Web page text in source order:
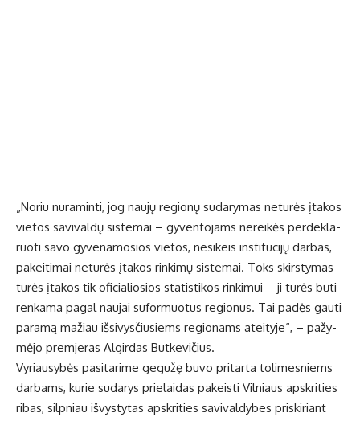
„No­riu nu­ra­min­ti, jog nau­jų re­gio­nų su­da­ry­mas ne­tu­rės įta­kos
vie­tos sa­vi­val­dų sis­te­mai – gy­ven­to­jams ne­rei­kės per­dek­la­
ruo­ti sa­vo gy­ve­na­mo­sios vie­tos, ne­si­keis ins­ti­tu­ci­jų dar­bas,
pa­kei­ti­mai ne­tu­rės įta­kos rin­ki­mų sis­te­mai. Toks skirs­ty­mas
tu­rės įta­kos tik ofi­cia­lio­sios sta­tis­ti­kos rin­ki­mui – ji tu­rės bū­ti
ren­ka­ma pa­gal nau­jai su­for­muo­tus re­gio­nus. Tai pa­dės gau­ti
pa­ra­mą ma­žiau iš­si­vys­čiu­siems re­gio­nams at­ei­ty­je“, – pa­žy­
mė­jo prem­je­ras Al­gir­das But­ke­vi­čius.
Vy­riau­sy­bės pa­si­ta­ri­me ge­gu­žę bu­vo pri­tar­ta to­li­mes­niems
dar­bams, ku­rie su­da­rys prie­lai­das pa­keis­ti Vil­niaus ap­skri­ties
ri­bas, sil­pniau iš­vys­ty­tas ap­skri­ties sa­vi­val­dy­bes pri­ski­riant